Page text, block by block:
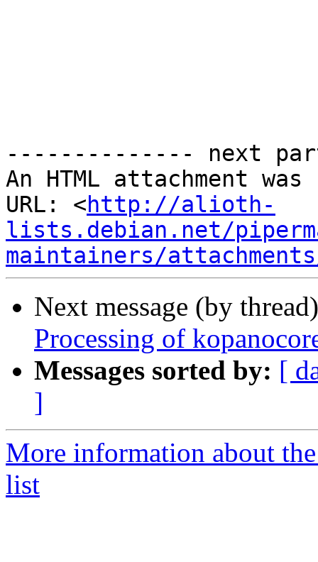
-------------- next
An HTML attachment
URL: <http://alioth-
lists.debian.net/
maintainers/
Next message (by
Processing of
Messages sorted by: [
]
More information about
list